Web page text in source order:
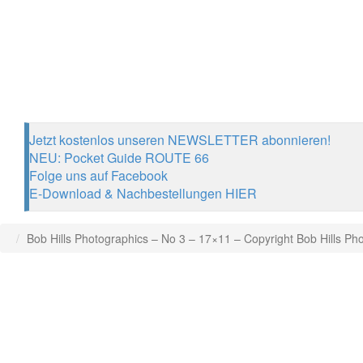
Jetzt kostenlos unseren NEWSLETTER abonnieren!
NEU: Pocket Guide ROUTE 66
Folge uns auf Facebook
E-Download & Nachbestellungen HIER
Bob Hills Photographics – No 3 – 17×11 – Copyright Bob Hills